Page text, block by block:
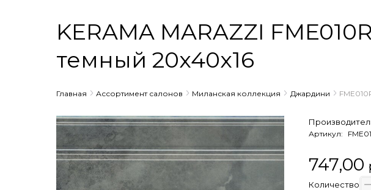
KERAMA MARAZZI
темный 20x40x16
Главная Ассортимент салонов Миланская коллекция Джардини
Артикул:
747,00
Количество